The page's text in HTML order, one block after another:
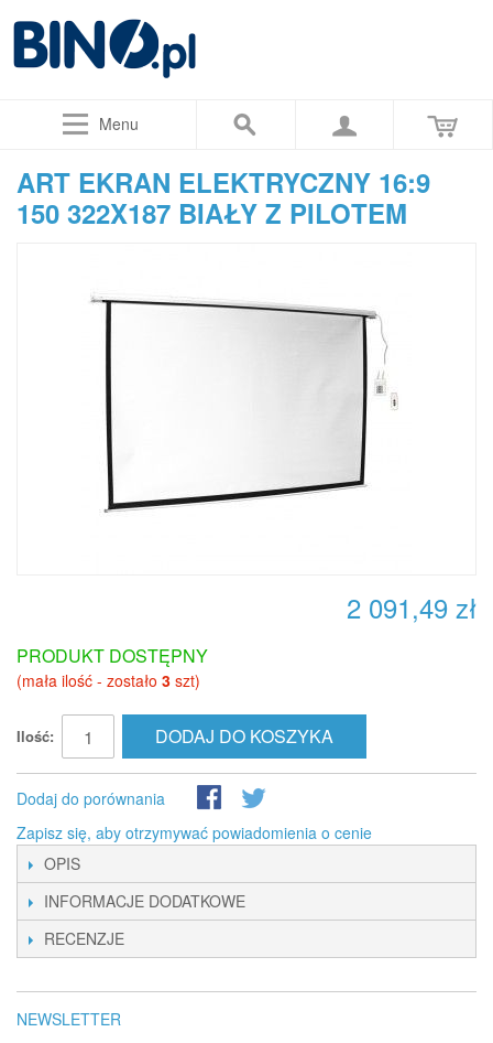
Menu
ART EKRAN ELEKTRYCZNY 16:9
150 322X187 BIAŁY Z PILOTEM
2 091,49 zł
PRODUKT DOSTĘPNY
(mała ilość - zostało 3 szt)
Ilość: DODAJ DO KOSZYKA
Dodaj do porównania
Zapisz się, aby otrzymywać powiadomienia o cenie
OPIS
INFORMACJE DODATKOWE
RECENZJE
NEWSLETTER